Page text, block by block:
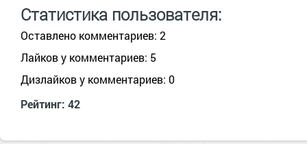
Статистика пользователя:
Оставлено комментариев: 2
Лайков у комментариев: 5
Дизлайков у комментариев: 0
Рейтинг: 42